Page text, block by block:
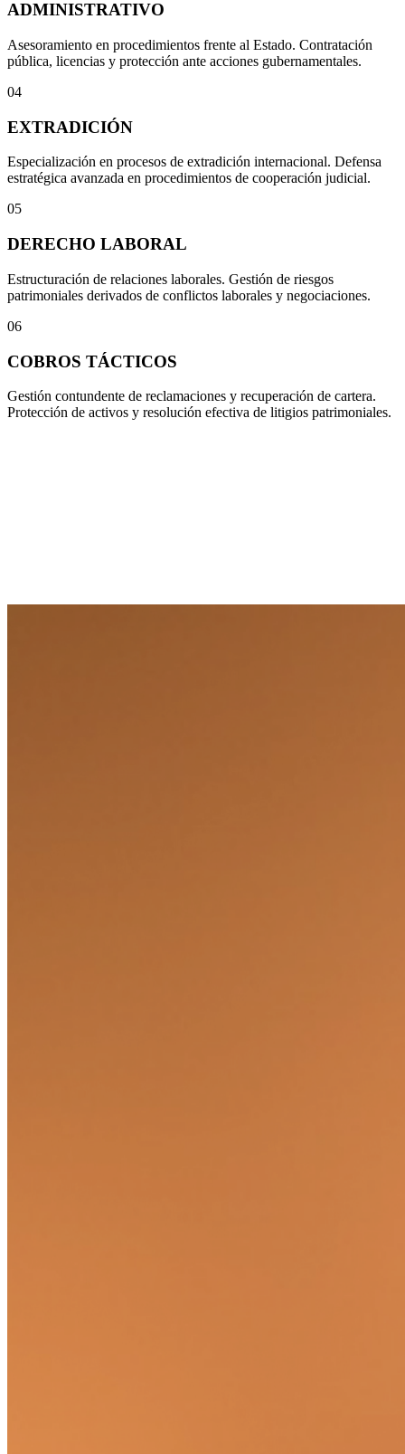
ADMINISTRATIVO
Asesoramiento en procedimientos frente al Estado. Contratación
pública, licencias y protección ante acciones gubernamentales.
04
EXTRADICIÓN
Especialización en procesos de extradición internacional. Defensa
estratégica avanzada en procedimientos de cooperación judicial.
05
DERECHO LABORAL
Estructuración de relaciones laborales. Gestión de riesgos
patrimoniales derivados de conflictos laborales y negociaciones.
06
COBROS TÁCTICOS
Gestión contundente de reclamaciones y recuperación de cartera.
Protección de activos y resolución efectiva de litigios patrimoniales.